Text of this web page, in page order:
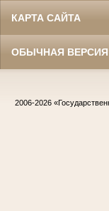
КАРТА САЙТА
ОБЫЧНАЯ ВЕРСИЯ
2006-2026